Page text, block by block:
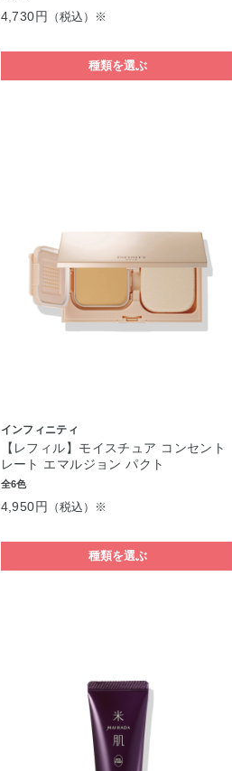
4,730円 （税込）※
種類を選ぶ
インフィニティ
【レフィル】モイスチュア コンセント
レート エマルジョン パクト
全6色
4,950円 （税込）※
種類を選ぶ